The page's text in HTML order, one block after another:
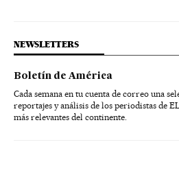
NEWSLETTERS
Boletín de América
Cada semana en tu cuenta de correo una
reportajes y análisis de los periodistas de
más relevantes del continente.